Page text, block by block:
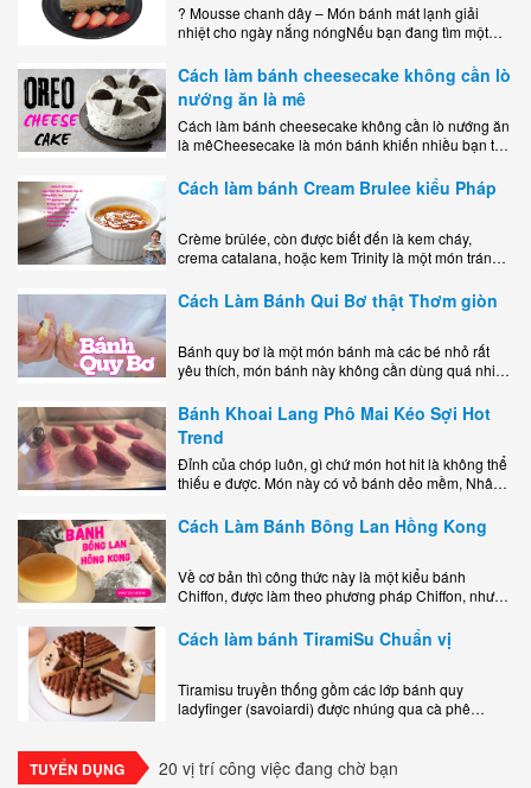
? Mousse chanh dây – Món bánh mát lạnh giải
nhiệt cho ngày nắng nóngNếu bạn đang tìm một
dễ..
Cách làm bánh cheesecake không cần lò
nướng ăn là mê
Cách làm bánh cheesecake không cần lò nướng ăn
là mêCheesecake là món bánh khiến nhiều bạn trẻ
kem..
Cách làm bánh Cream Brulee kiểu Pháp
Crème brûlée, còn được biết đến là kem cháy,
crema catalana, hoặc kem Trinity là một món tráng
lớp..
Cách Làm Bánh Qui Bơ thật Thơm giòn
Bánh quy bơ là một món bánh mà các bé nhỏ rất
yêu thích, món bánh này không cần dùng quá nhiều
Bánh Khoai Lang Phô Mai Kéo Sợi Hot
Trend
Đỉnh của chóp luôn, gì chứ món hot hit là không thể
thiếu e được. Món này có vỏ bánh dẻo mềm, Nhân
Cách Làm Bánh Bông Lan Hồng Kong
Về cơ bản thì công thức này là một kiểu bánh
Chiffon, được làm theo phương pháp Chiffon, nhưng
ngon, làm..
Cách làm bánh TiramiSu Chuẩn vị
Tiramisu truyền thống gồm các lớp bánh quy
ladyfinger (savoiardi) được nhúng qua cà phê
TUYỂN DỤNG 20 vị trí công việc đang chờ bạn